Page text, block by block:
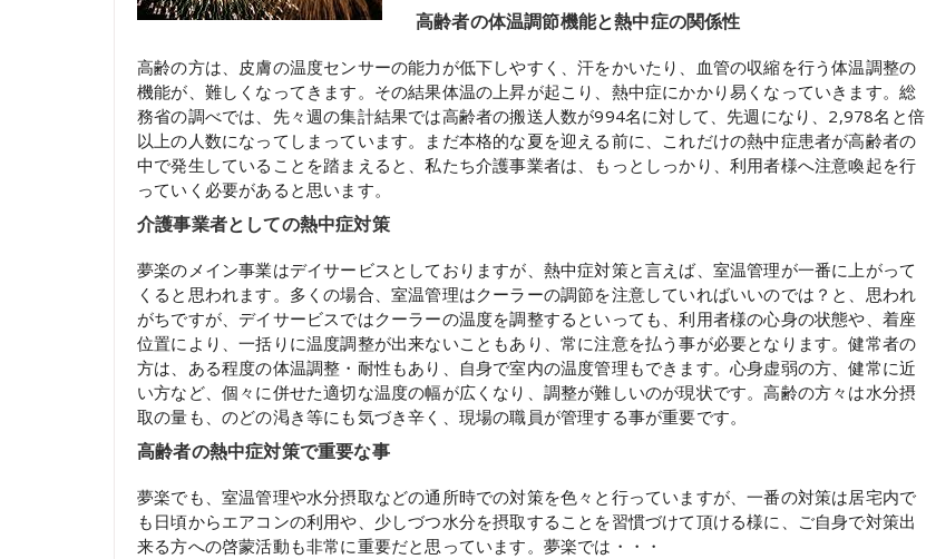
高齢者の体温調節機能と熱中症の関係性
高齢の方は、皮膚の温度センサーの能力が低下しやすく、汗をかいたり、血管の収縮を行う体温調整の
機能が、難しくなってきます。その結果体温の上昇が起こり、熱中症にかかり易くなっていきます。総
務省の調べでは、先々週の集計結果では高齢者の搬送人数が994名に対して、先週になり、2,978名と倍
以上の人数になってしまっています。まだ本格的な夏を迎える前に、これだけの熱中症患者が高齢者の
中で発生していることを踏まえると、私たち介護事業者は、もっとしっかり、利用者様へ注意喚起を行
っていく必要があると思います。
介護事業者としての熱中症対策
夢楽のメイン事業はデイサービスとしておりますが、熱中症対策と言えば、室温管理が一番に上がって
くると思われます。多くの場合、室温管理はクーラーの調節を注意していればいいのでは？と、思われ
がちですが、デイサービスではクーラーの温度を調整するといっても、利用者様の心身の状態や、着座
位置により、一括りに温度調整が出来ないこともあり、常に注意を払う事が必要となります。健常者の
方は、ある程度の体温調整・耐性もあり、自身で室内の温度管理もできます。心身虚弱の方、健常に近
い方など、個々に併せた適切な温度の幅が広くなり、調整が難しいのが現状です。高齢の方々は水分摂
取の量も、のどの渇き等にも気づき辛く、現場の職員が管理する事が重要です。
高齢者の熱中症対策で重要な事
夢楽でも、室温管理や水分摂取などの通所時での対策を色々と行っていますが、一番の対策は居宅内で
も日頃からエアコンの利用や、少しづつ水分を摂取することを習慣づけて頂ける様に、ご自身で対策出
来る方への啓蒙活動も非常に重要だと思っています。夢楽では・・・